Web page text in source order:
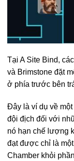
Tại A Site Bind,
và Brimstone đặt
ở phía trước bên
Đây là ví dụ về
đội địch đối với
nó hạn chế lượng
đạt được chỉ là
Chamber khỏi